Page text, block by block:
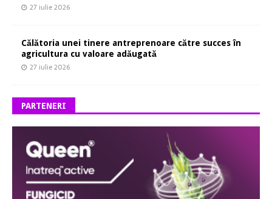
27 iulie 2026
Călătoria unei tinere antreprenoare către succes în
agricultura cu valoare adăugată
27 iulie 2026
PARTENERI